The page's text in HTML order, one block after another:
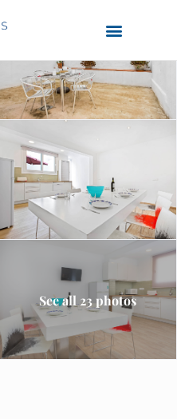
See all 23 photos